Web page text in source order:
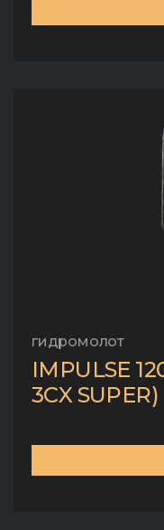
гидромолот
IMPULSE
3CX SUPER)